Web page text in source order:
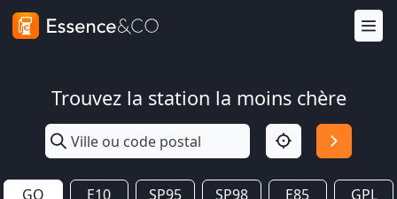
Trouvez la station la moins chère
GO E10 SP95 SP98 E85 GPL